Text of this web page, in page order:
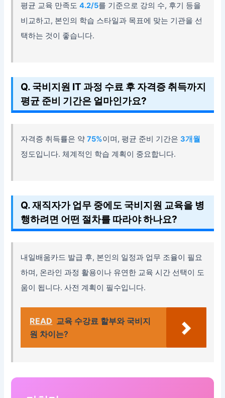
평균 교육 만족도4.2/5를 기준으로 강의 수, 후기 등을
비교하고, 본인의 학습 스타일과 목표에 맞는 기관을 선
택하는 것이 좋습니다.
Q. 국비지원 IT 과정 수료 후 자격증 취득까지
평균 준비 기간은 얼마인가요?
자격증 취득률은 약75%이며, 평균 준비 기간은3개월
정도입니다. 체계적인 학습 계획이 중요합니다.
Q. 재직자가 업무 중에도 국비지원 교육을 병
행하려면 어떤 절차를 따라야 하나요?
내일배움카드 발급 후, 본인의 일정과 업무 조율이 필요
하며, 온라인 과정 활용이나 유연한 교육 시간 선택이 도
움이 됩니다. 사전 계획이 필수입니다.
READ 교육 수강료 할부와 국비지
원 차이는?